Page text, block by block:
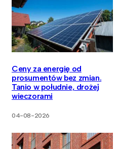
Ceny za energię od
prosumentów bez zmian.
Tanio w południe, drożej
wieczorami
04-08-2026